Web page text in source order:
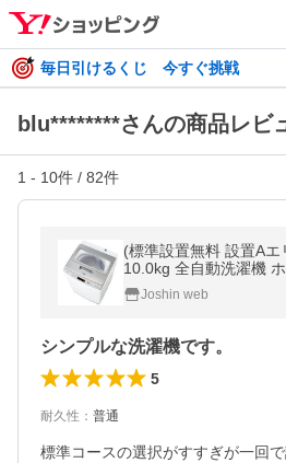
毎日引けるくじ 今すぐ挑戦
blu********さんの商品レビ
1 - 10件 / 82件
(標準設置無料 設置A
10.0kg 全自動洗濯機
100A-W 返品種別A
Joshin web
シンプルな洗濯機です。
5
耐久性 ： 普通
標準コースの選択がすすぎが一回